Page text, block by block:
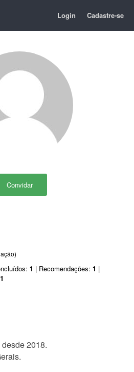
Login Cadastre-se
Convidar
1 | Recomendações: 1 |
2018.